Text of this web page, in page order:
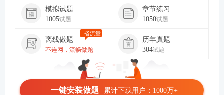
模拟试题
1005试题
章节练习
1050试题
离线做题
不连网，流畅做题
省流量
历年真题
304试题
一键安装做题 累计下载用户：1000万+